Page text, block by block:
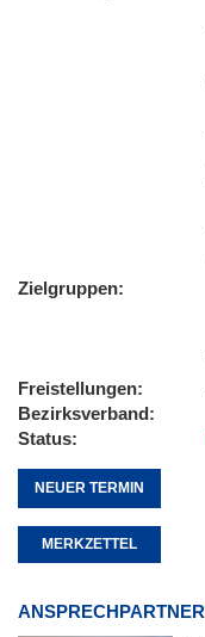
Zielgruppen
Freistellungen
Bezirksverband
Status
NEUER TERMIN
MERKZETTEL